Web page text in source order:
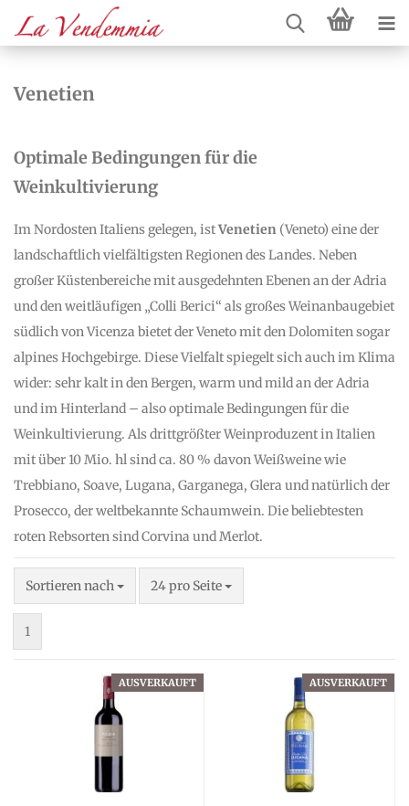
Venetien
Optimale Bedingungen für die
Weinkultivierung
Im Nordosten Italiens gelegen, istVenetien (Veneto) eine der
landschaftlich vielfältigsten Regionen des Landes. Neben
großer Küstenbereiche mit ausgedehnten Ebenen an der Adria
und den weitläufigen „Colli Berici“ als großes Weinanbaugebiet
südlich von Vicenza bietet der Veneto mit den Dolomiten sogar
alpines Hochgebirge. Diese Vielfalt spiegelt sich auch im Klima
wider: sehr kalt in den Bergen, warm und mild an der Adria
und im Hinterland – also optimale Bedingungen für die
Weinkultivierung. Als drittgrößter Weinproduzent in Italien
mit über 10 Mio. hl sind ca. 80 % davon Weißweine wie
Trebbiano, Soave, Lugana, Garganega, Glera und natürlich der
Prosecco, der weltbekannte Schaumwein. Die beliebtesten
roten Rebsorten sind Corvina und Merlot.
Sortieren nach
Sortieren nach 24 pro Seite
pro Seite
1
AUSVERKAUFT AUSVERKAUFT